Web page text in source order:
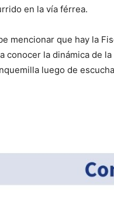
en la vía férrea.
mencionar que hay la
conocer la dinámica de
luego de